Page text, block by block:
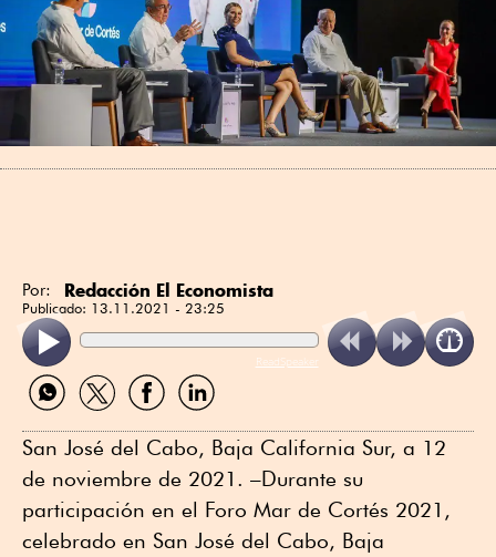
Por: Redacción El Economista
Publicado: 13.11.2021 - 23:25
ReadSpeaker
Compartir
por
Compartir
por
Compartir
por
Compartir
por
San José del Cabo, Baja California Sur, a 12
de noviembre de 2021. –Durante su
participación en el Foro Mar de Cortés 2021,
celebrado en San José del Cabo, Baja